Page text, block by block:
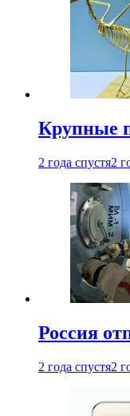
Крупные
2 года спустя2
Россия
2 года спустя2